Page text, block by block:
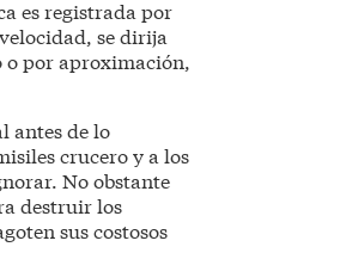
es registrada por
se dirija
o por aproximación,
antes de lo
crucero y a los
No obstante
destruir los
sus costosos